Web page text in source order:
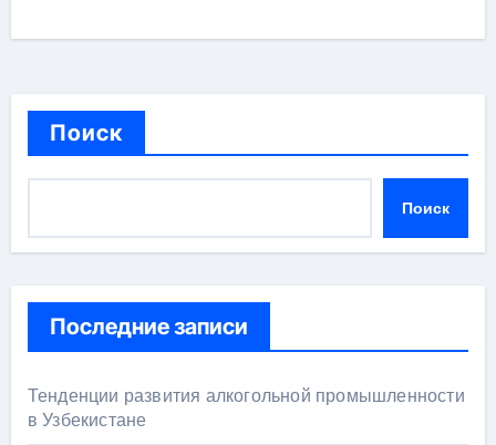
Поиск
Поиск
Последние записи
Тенденции развития алкогольной промышленности
в Узбекистане